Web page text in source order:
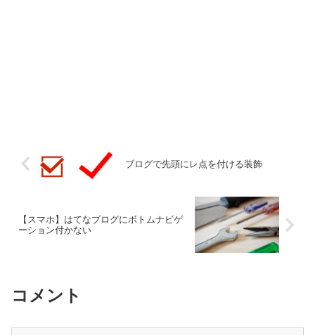
ブログで先頭にレ点を付ける装飾
【スマホ】はてなブログにボトムナビゲ
ーション付かない
コメント